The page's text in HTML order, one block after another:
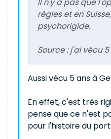
règles et en
psychorigide.
Source : j'ai vécu
Aussi vécu 5 ans à
En effet, c'est très
pense que ce n'est
pour l'histoire du